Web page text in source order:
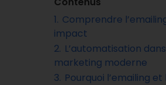
1. Comprendre
impact
2. L’automatisation
marketing moderne
3. Pourquoi l’emailing et